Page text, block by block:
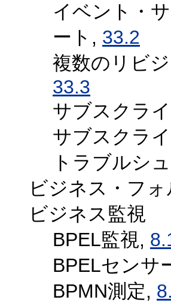
イベント・
ート, 33.2
複数のリビ
33.3
サブスクラ
サブスクラ
トラブルシ
ビジネス・フォ
ビジネス監視
BPEL監視,
BPELセンサ
BPMN測定,